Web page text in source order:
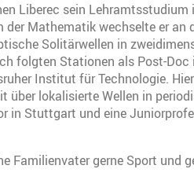
Liberec sein
Mathematik wechselte er an
Solitärwellen in
folgten Stationen als Post-
Institut für Technologie.
über lokalisierte Wellen in
in Stuttgart und eine
Familienvater gerne Sport und